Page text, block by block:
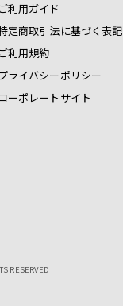
ご利用ガイド
定商取引法に基づく表記
ご利用規約
ライバシーポリシー
コーポレートサイト
RESERVED